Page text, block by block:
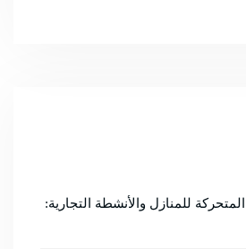
للمنازل والأنشطة التجارية: